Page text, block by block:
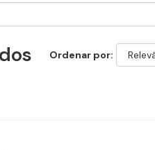
Ordenar por